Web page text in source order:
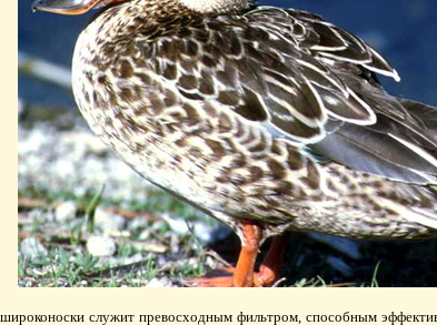
служит превосходным фильтром, способным